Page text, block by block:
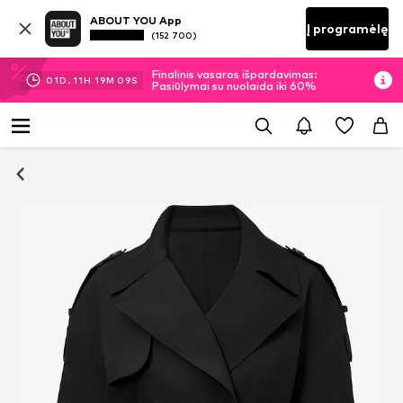
ABOUT YOU App
(152 700) Į programėlę
01D. 11H 19M 09S
Finalinis vasaros išpardavimas:
Pasiūlymai su nuolaida iki 60%